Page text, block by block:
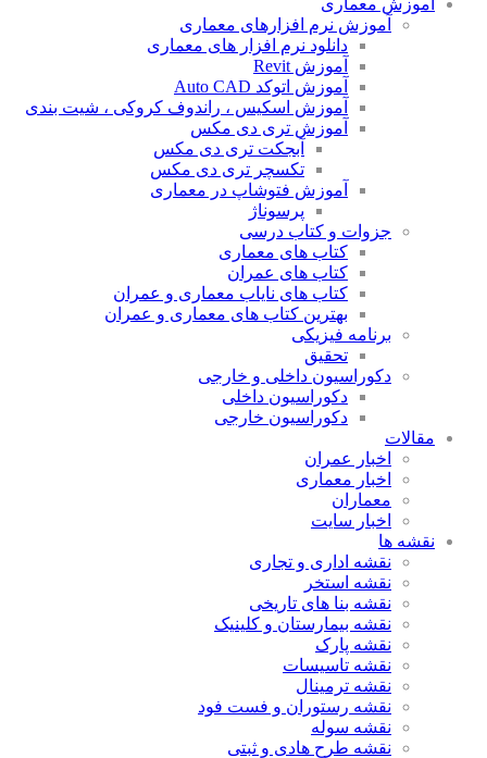
آموزش معماری
آموزش نرم افزارهای معماری
دانلود نرم افزار های معماری
آموزش Revit
آموزش اتوکد Auto CAD
آموزش اسکیس ، راندوف کروکی ، شیت بندی
آموزش تری دی مکس
آبجکت تری دی مکس
تکسچر تری دی مکس
آموزش فتوشاپ در معماری
پرسوناژ
جزوات و کتاب درسی
کتاب های معماری
کتاب های عمران
کتاب های نایاب معماری و عمران
بهترین کتاب های معماری و عمران
برنامه فیزیکی
تحقیق
دکوراسیون داخلی و خارجی
دکوراسیون داخلی
دکوراسیون خارجی
مقالات
اخبار عمران
اخبار معماری
معماران
اخبار سایت
نقشه ها
نقشه اداری و تجاری
نقشه استخر
نقشه بنا های تاریخی
نقشه بیمارستان و کلینیک
نقشه پارک
نقشه تاسیسات
نقشه ترمینال
نقشه رستوران و فست فود
نقشه سوله
نقشه طرح هادی و ثبتی